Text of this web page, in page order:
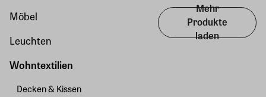
Möbel
Leuchten
Wohntextilien
Decken & Kissen
Mehr
Produkte
laden